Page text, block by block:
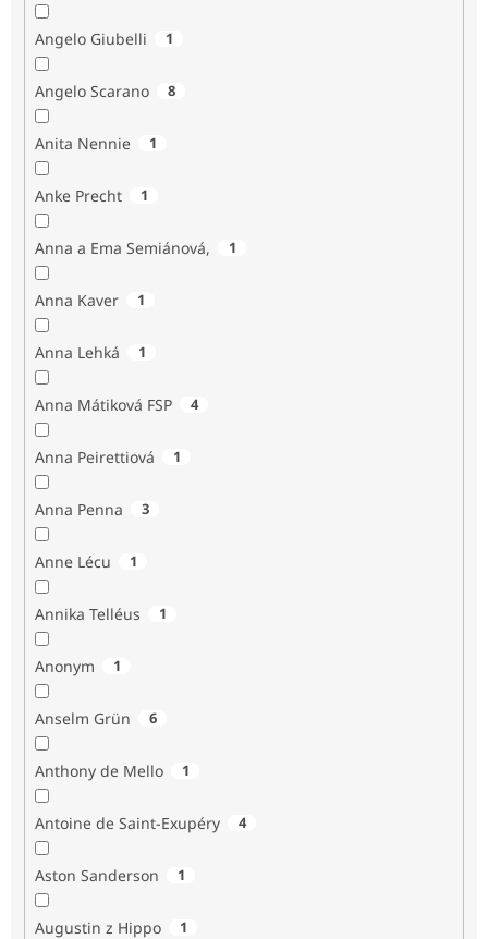
Angelo Giubelli 1
Angelo Scarano 8
Anita Nennie 1
Anke Precht 1
Anna a Ema Semiánová, 1
Anna Kaver 1
Anna Lehká 1
Anna Mátiková FSP 4
Anna Peirettiová 1
Anna Penna 3
Anne Lécu 1
Annika Telléus 1
Anonym 1
Anselm Grün 6
Anthony de Mello 1
Antoine de Saint-Exupéry 4
Aston Sanderson 1
Augustin z Hippo 1